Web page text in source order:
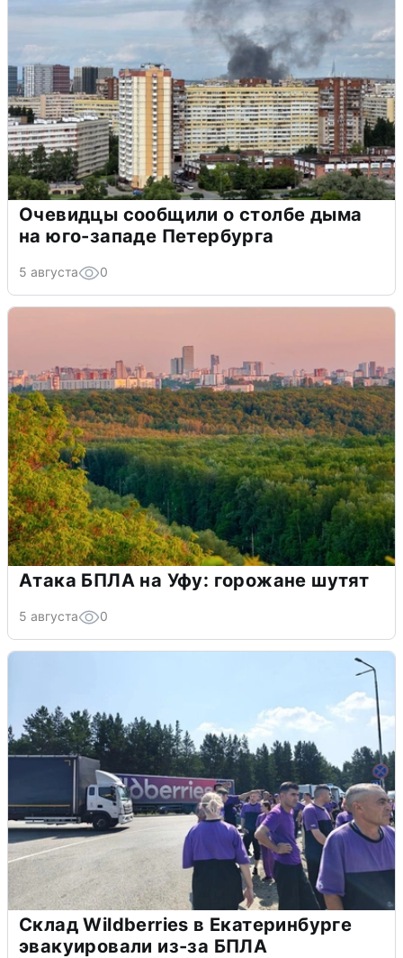
Очевидцы сообщили о столбе дыма
на юго-западе Петербурга
5 августа 0
Атака БПЛА на Уфу: горожане шутят
5 августа 0
Склад Wildberries в Екатеринбурге
эвакуировали из-за БПЛА